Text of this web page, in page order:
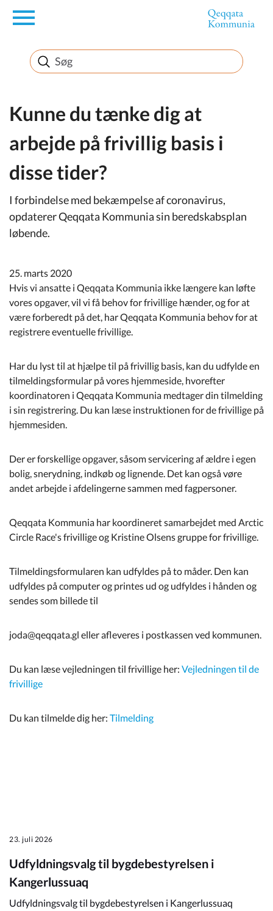
en
Borger
Erhverv
Politik
Turisme
Selvbetjening
Kommuneplan
Om Kommunen
Kunne du tænke dig at
arbejde på frivillig basis i
disse tider?
I forbindelse med bekæmpelse af coronavirus,
opdaterer Qeqqata Kommunia sin beredskabsplan
løbende.
25. marts 2020
Hvis vi ansatte i Qeqqata Kommunia ikke længere kan løfte
vores opgaver, vil vi få behov for frivillige hænder, og for at
være forberedt på det, har Qeqqata Kommunia behov for at
registrere eventuelle frivillige.
Har du lyst til at hjælpe til på frivillig basis, kan du udfylde en
tilmeldingsformular på vores hjemmeside, hvorefter
koordinatoren i Qeqqata Kommunia medtager din tilmelding
i sin registrering. Du kan læse instruktionen for de frivillige på
hjemmesiden.
Der er forskellige opgaver, såsom servicering af ældre i egen
bolig, snerydning, indkøb og lignende. Det kan også vøre
andet arbejde i afdelingerne sammen med fagpersoner.
Qeqqata Kommunia har koordineret samarbejdet med Arctic
Circle Race's frivillige og Kristine Olsens gruppe for frivillige.
Tilmeldingsformularen kan udfyldes på to måder. Den kan
udfyldes på computer og printes ud og udfyldes i hånden og
sendes som billede til
joda@qeqqata.gl eller afleveres i postkassen ved kommunen.
Du kan læse vejledningen til frivillige her: Vejledningen til de
frivillige
Du kan tilmelde dig her: Tilmelding
23. juli 2026
Udfyldningsvalg til bygdebestyrelsen i
Kangerlussuaq
Udfyldningsvalg til bygdebestyrelsen i Kangerlussuaq